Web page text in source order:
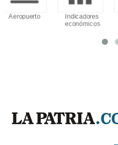
Indicadores
Droguerías